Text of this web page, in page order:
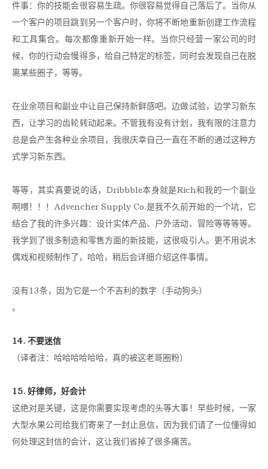
件事：你的技能会很容易生疏。你很容易觉得自己落后了。当你从
一个客户的项目跳到另一个客户时，你将不断地重新创建工作流程
和工具集合。每次都像重新开始一样。当你只经营一家公司的时
候，你的行动会慢得多，给自己特定的标签，同时会发现自己在脱
离某些圈子，等等。
在业余项目和副业中让自己保持新鲜感吧。边做试验，边学习新东
西，让学习的齿轮转动起来。不管我有没有计划，我有限的注意力
总是会产生各种业余项目，我很庆幸自己一直在不断的通过这种方
式学习新东西。
等等，其实真要说的话，Dribbble本身就是Rich和我的一个副业
啊喂！！！Advencher Supply Co.是我不久前开始的一个坑，它
结合了我的许多兴趣：设计实体产品、户外活动、冒险等等等等。
我学到了很多制造和零售方面的新技能，这很吸引人。更不用说木
偶戏和视频制作了，哈哈，稍后会详细介绍这件事情。
没有13条，因为它是一个不吉利的数字（手动狗头）
。
14. 不要迷信
（译者注：哈哈哈哈哈哈，真的被这老哥圈粉）
15. 好律师，好会计
这绝对是关键，这是你需要实现考虑的头等大事！早些时候，一家
大型水果公司给我们寄来了一封止息信，因为我们请了一位懂得如
何处理这封信的会计，这让我们省掉了很多痛苦。